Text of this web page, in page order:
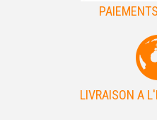
LIVRAISON A